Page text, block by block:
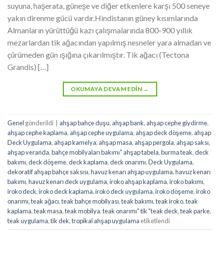
suyuna, haşerata, güneşe ve diğer etkenlere karşı 500 seneye
yakın direnme gücü vardır.Hindistanın güney kısımlarında
Almanların yürüttüğü kazı çalışmalarında 800-900 yıllık
mezarlardan tik ağacından yapılmış nesneler yara almadan ve
çürümeden gün ışığına çıkarılmıştır. Tik ağacı (Tectona
Grandis) […]
OKUMAYA DEVAM EDIN →
Genel gönderildi | ahşap bahçe duşu, ahşap bank, ahşap cephe giydirme,
ahşap cephe kaplama, ahşap cephe uygulama, ahşap deck döşeme, ahşap
Deck Uygulama, ahşap kamelya, ahşap masa, ahşap pergola, ahşap saksı,
ahşap veranda,bahçe mobilyaları bakımı" ahşap tabela,burma teak,deck
bakımı,deck döşeme,deck kaplama,deck onarımı,Deck Uygulama,
dekoratif ahşap bahçe saksısı,havuz kenarı ahşap uygulama,havuz kenarı
bakımı,havuz kenarı deck uygulama,iroko ahşap kaplama,iroko bakımı,
iroko deck,iroko deck kaplama,iroko deck uygulama,iroko döşeme,iroko
onarımı,teak ağacı,teak bahçe mobilyası,teak bakımı,teak iroko,teak
kaplama,teak masa,teak mobilya,teak onarımı" tik "teak deck,teak parke,
teak uygulama,tik dek,tropikal ahşap uygulama etiketlendi